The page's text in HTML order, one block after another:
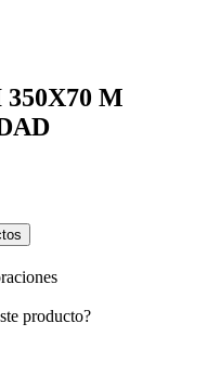
M
producto?